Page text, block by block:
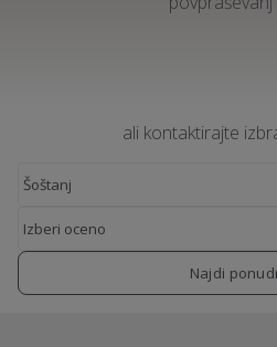
ali kontaktirajte
Najdi